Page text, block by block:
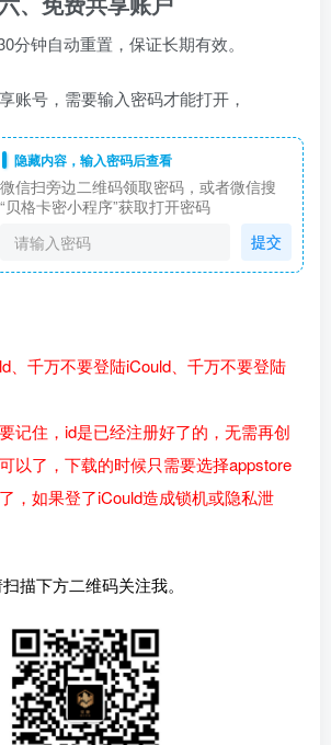
分钟自动重置，保证长期有效。
账号，需要输入密码才能打开，
隐藏内容，输入密码后查看
微信扫旁边二维码领取密码，或者微信搜
“贝格卡密小程序”获取打开密码
提交
、千万不要登陆iCould、千万不要登陆
记住，id是已经注册好了的，无需再创
以了，下载的时候只需要选择appstore
，如果登了iCould造成锁机或隐私泄
描下方二维码关注我。